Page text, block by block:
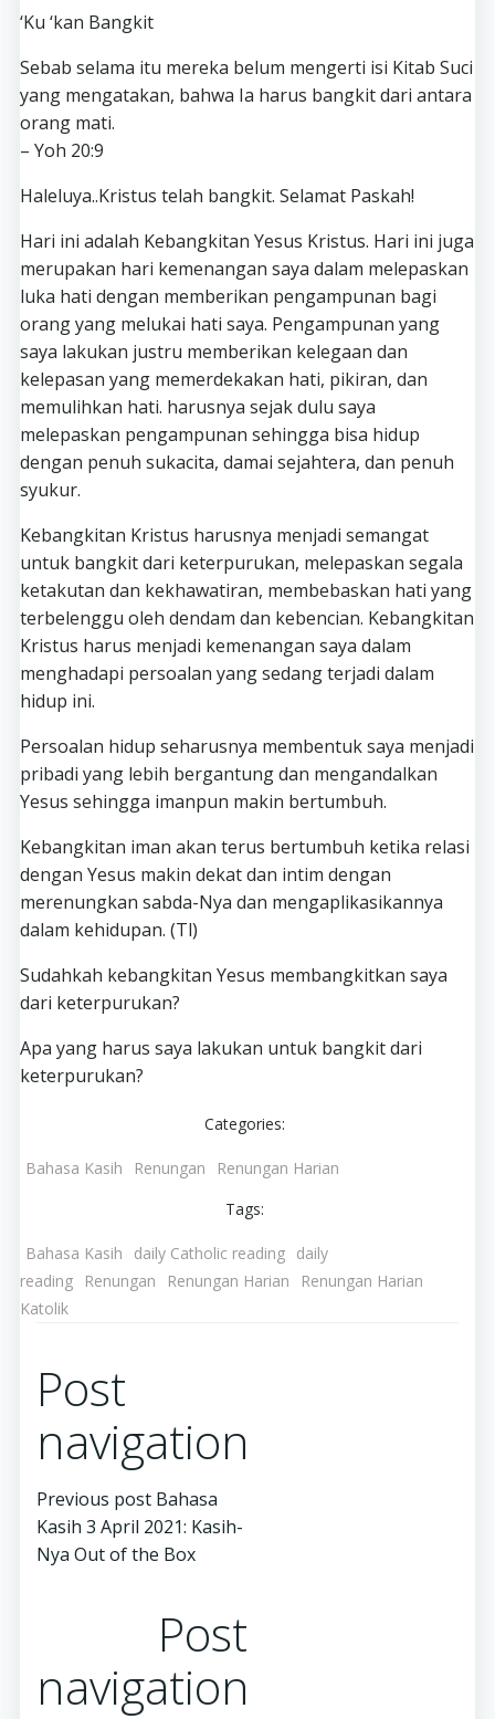
‘Ku ‘kan Bangkit
Sebab selama itu mereka belum mengerti isi Kitab Suci
yang mengatakan, bahwa Ia harus bangkit dari antara
orang mati.
– Yoh 20:9
Haleluya..Kristus telah bangkit. Selamat Paskah!
Hari ini adalah Kebangkitan Yesus Kristus. Hari ini juga
merupakan hari kemenangan saya dalam melepaskan
luka hati dengan memberikan pengampunan bagi
orang yang melukai hati saya. Pengampunan yang
saya lakukan justru memberikan kelegaan dan
kelepasan yang memerdekakan hati, pikiran, dan
memulihkan hati. harusnya sejak dulu saya
melepaskan pengampunan sehingga bisa hidup
dengan penuh sukacita, damai sejahtera, dan penuh
syukur.
Kebangkitan Kristus harusnya menjadi semangat
untuk bangkit dari keterpurukan, melepaskan segala
ketakutan dan kekhawatiran, membebaskan hati yang
terbelenggu oleh dendam dan kebencian. Kebangkitan
Kristus harus menjadi kemenangan saya dalam
menghadapi persoalan yang sedang terjadi dalam
hidup ini.
Persoalan hidup seharusnya membentuk saya menjadi
pribadi yang lebih bergantung dan mengandalkan
Yesus sehingga imanpun makin bertumbuh.
Kebangkitan iman akan terus bertumbuh ketika relasi
dengan Yesus makin dekat dan intim dengan
merenungkan sabda-Nya dan mengaplikasikannya
dalam kehidupan. (Tl)
Sudahkah kebangkitan Yesus membangkitkan saya
dari keterpurukan?
Apa yang harus saya lakukan untuk bangkit dari
keterpurukan?
Categories:
Bahasa Kasih Renungan
Renungan Harian
Tags:
Bahasa Kasih daily Catholic reading daily
reading
Renungan Renungan Harian
Renungan Harian
Katolik
Post
navigation
Previous post Bahasa
Kasih 3 April 2021: Kasih-
Nya Out of the Box
Post
navigation